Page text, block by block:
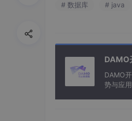
3. 如何不配
// 一般
// 你在
on.class}
# 数据库 # java
DAMO
DAMO
势与应